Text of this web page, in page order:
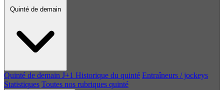
Quinté de demain
Quinté de demain J+1 Historique du quinté Entraîneurs / jockeys
Statistiques Toutes nos rubriques quinté